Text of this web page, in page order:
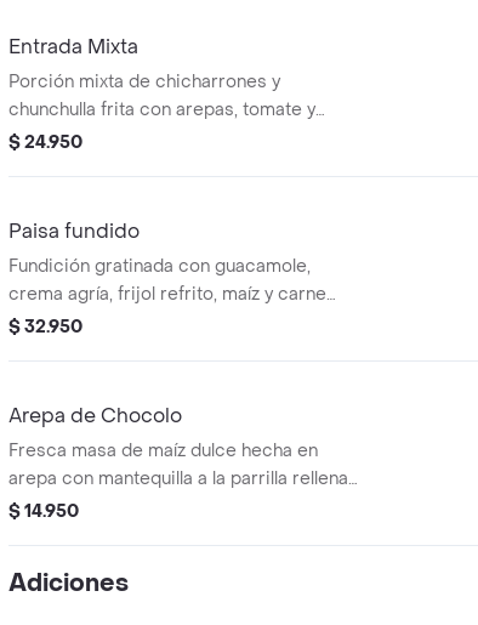
Entrada Mixta
Porción mixta de chicharrones y
chunchulla frita con arepas, tomate y
limón.
$ 24.950
Paisa fundido
Fundición gratinada con guacamole,
crema agría, frijol refrito, maíz y carne
desmechada con 6 arepas fritas.
$ 32.950
Arepa de Chocolo
Fresca masa de maíz dulce hecha en
arepa con mantequilla a la parrilla rellena
de queso cuajda.
$ 14.950
Adiciones